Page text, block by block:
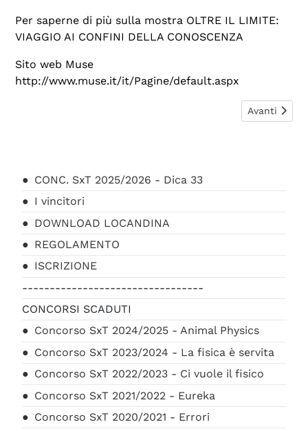
Per saperne di più sulla mostra OLTRE IL LIMITE:
VIAGGIO AI CONFINI DELLA CONOSCENZA
Sito web Muse
http://www.muse.it/it/Pagine/default.aspx
Articolo
Avanti
CONC. SxT 2025/2026 - Dica 33
I vincitori
DOWNLOAD LOCANDINA
REGOLAMENTO
ISCRIZIONE
---------------------------------
CONCORSI SCADUTI
Concorso SxT 2024/2025 - Animal Physics
Concorso SxT 2023/2024 - La fisica è servita
Concorso SxT 2022/2023 - Ci vuole il fisico
Concorso SxT 2021/2022 - Eureka
Concorso SxT 2020/2021 - Errori